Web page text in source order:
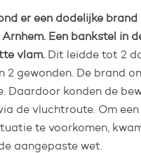
er een dodelijke brand
Een bankstel in
vlam.Dit leidde tot 2
2 gewonden. De brand
Daardoor konden de
de vluchtroute. Om een
te voorkomen,
aangepaste wet.